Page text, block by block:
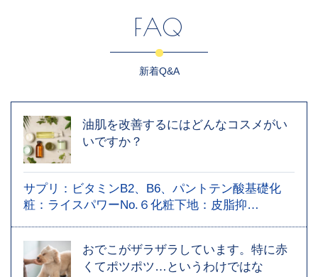
FAQ
新着Q&A
油肌を改善するにはどんなコスメがい
いですか？
サプリ：ビタミンB2、B6、パントテン酸基礎化
粧：ライスパワーNo.６化粧下地：皮脂抑…
おでこがザラザラしています。特に赤
くてポツポツ…というわけではな